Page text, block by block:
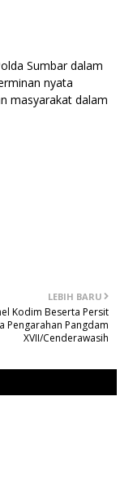
Sumbar dalam
nyata
masyarakat dalam
LEBIH BARU
Kodim Beserta Persit
Pengarahan Pangdam
XVII/Cenderawasih